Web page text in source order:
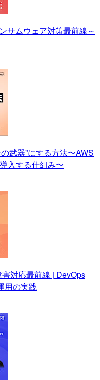
サムウェア対策最前線～
武器”にする方法〜AWS
入する仕組み〜
害対応最前線 | DevOps
用の実践